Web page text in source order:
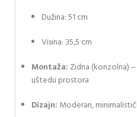
Dužina: 51 cm
Visina: 35,5 cm
Montaža: Zidna (konzolna)
uštedu prostora
Dizajn: Moderan,